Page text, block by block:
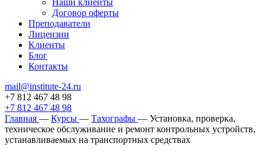
Наши клиенты
Договор оферты
Преподаватели
Лицензии
Клиенты
Блог
Контакты
mail@institute-24.ru
+7 812 467 48 98
+7 812 467 48 98
Главная — Курсы — Тахографы — Установка, проверка,
техническое обслуживание и ремонт контрольных устройств,
устанавливаемых на транспортных средствах